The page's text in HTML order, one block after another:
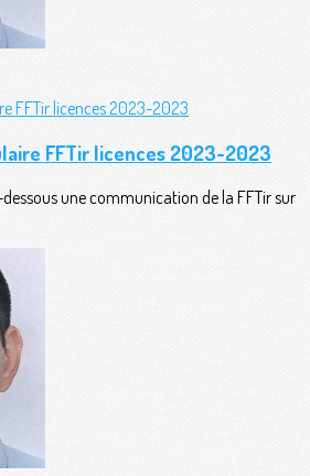
FFTir licences 2023-2023
une communication de la FFTir sur